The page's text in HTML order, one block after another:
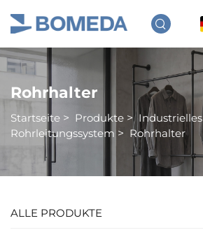
Rohrhalter
Startseite > Produkte > Industrielles
Rohrleitungssystem > Rohrhalter
ALLE PRODUKTE